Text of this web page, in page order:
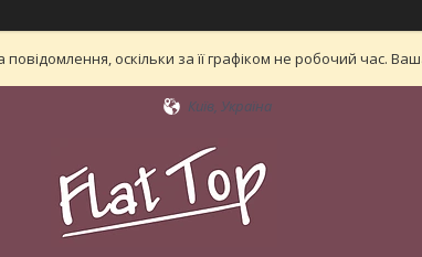
оскільки за її графіком не робочий час.
Київ, Україна